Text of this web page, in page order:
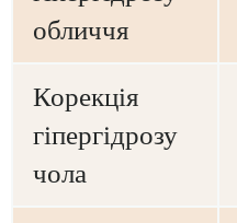
обличчя
Корекція
гіпергідрозу
чола